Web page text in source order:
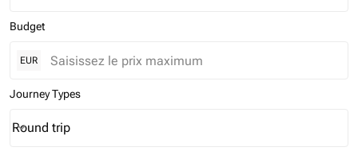
Budget
EUR
Journey Types
Journey Types option Round trip Selected
Round trip
keyboard_arrow_down